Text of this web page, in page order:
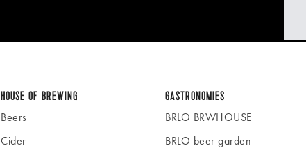
HOUSE OF BREWING
Beers
Cider
GASTRONOMIES
BRLO BRWHOUSE
BRLO beer garden